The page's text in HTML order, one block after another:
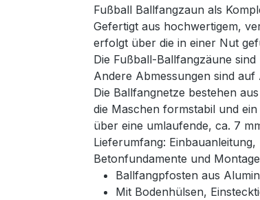
Fußball Ballfangzaun als
Gefertigt aus hochwertigem,
erfolgt über die in einer Nut
Die Fußball-Ballfangzäune
Andere Abmessungen sind
Die Ballfangnetze bestehen
die Maschen formstabil und
über eine umlaufende, ca. 7
Lieferumfang:
Betonfundamente und
Ballfangpfosten aus
Mit Bodenhülsen,